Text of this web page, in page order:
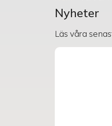
Nyheter
Läs våra